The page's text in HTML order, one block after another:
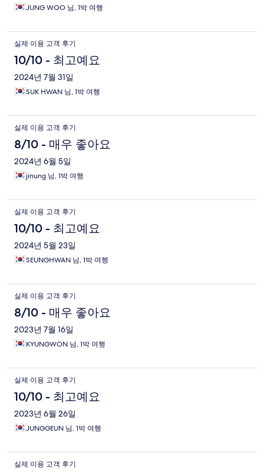
JUNG WOO 님, 1박 여행
실제 이용 고객 후기
10/10 - 최고예요
2024년 7월 31일
SUK HWAN 님, 1박 여행
실제 이용 고객 후기
8/10 - 매우 좋아요
2024년 6월 5일
jinung 님, 1박 여행
실제 이용 고객 후기
10/10 - 최고예요
2024년 5월 23일
SEUNGHWAN 님, 1박 여행
실제 이용 고객 후기
8/10 - 매우 좋아요
2023년 7월 16일
KYUNGWON 님, 1박 여행
실제 이용 고객 후기
10/10 - 최고예요
2023년 6월 26일
JUNGGEUN 님, 1박 여행
실제 이용 고객 후기